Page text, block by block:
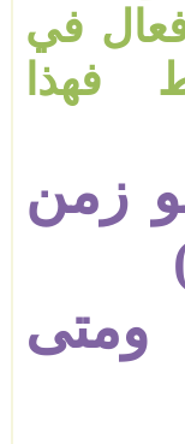
في
فهذا
زمن